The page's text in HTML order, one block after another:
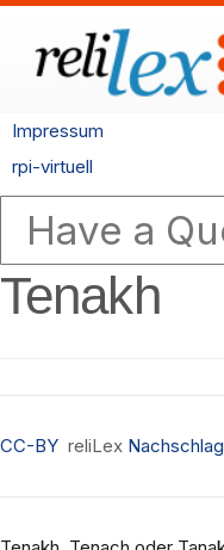
Impressum
rpi-virtuell
Tenakh
CC-BY reliLex